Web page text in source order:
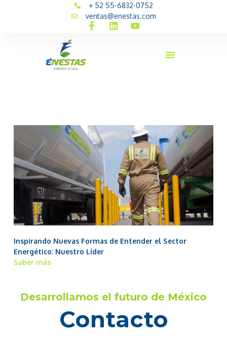
+ 52 55-6832-0752
ventas@enestas.com
Inspirando Nuevas Formas de Entender el Sector
Energético: Nuestro Líder
Saber más
Desarrollamos el futuro de México
Contacto